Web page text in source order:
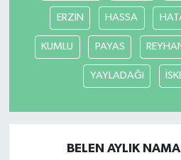
ERZİN HASSA
KUMLU PAYAS
YAYLADAĞI
BELEN AYLIK